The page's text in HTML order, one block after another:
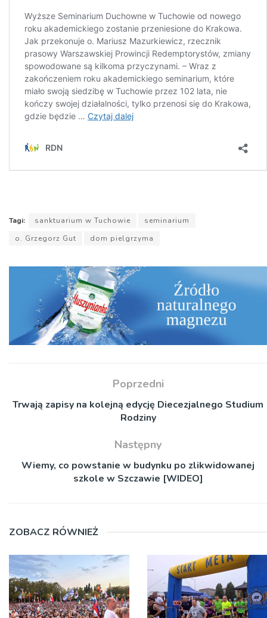
Tagi: sanktuarium w Tuchowie
seminarium
o. Grzegorz Gut
dom pielgrzyma
Poprzedni
Trwają zapisy na kolejną edycję Diecezjalnego Studium
Rodziny
Następny
Wiemy, co powstanie w budynku po zlikwidowanej
szkole w Szczawie [WIDEO]
ZOBACZ RÓWNIEŻ